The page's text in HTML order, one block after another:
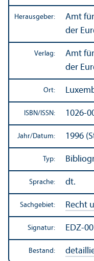
Herausgeber:
Amt
der
Verlag:
Amt
der
Ort:
ISBN/ ISSN: 1026-
Jahr/Datum: 1996
Typ:
Sprache: dt.
Sachgebiet: Recht
Signatur: EDZ-
Bestand: